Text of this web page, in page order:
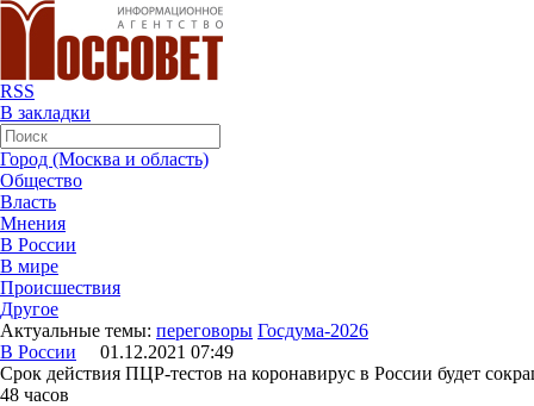
RSS
В закладки
Город (Москва и область)
Общество
Власть
Мнения
В России
В мире
Происшествия
Другое
Актуальные темы: переговоры Госдума-2026
В России 01.12.2021 07:49
Срок действия ПЦР-тестов на коронавирус в России будет
48 часов